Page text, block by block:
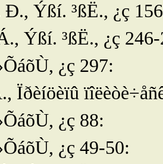
Ð., Ýßí. ³ßË., ¿ç
Ýßí. ³ßË., ¿ç
¿ç 297:
Ïðèíöèïû
¿ç 88:
¿ç 49-50: